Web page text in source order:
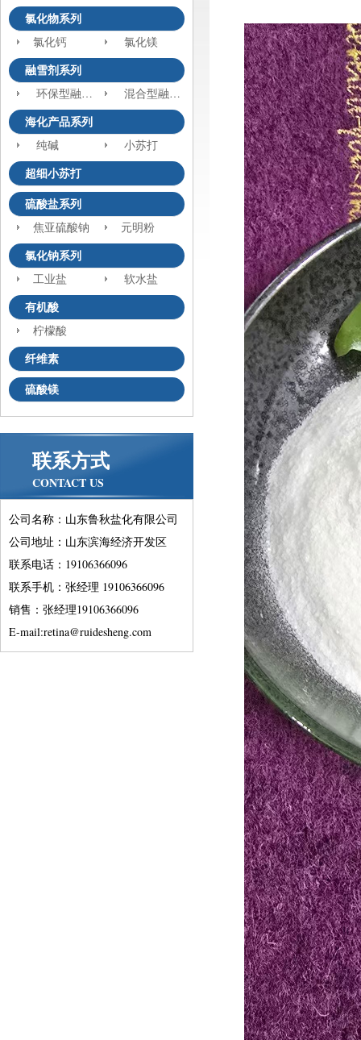
氯化物系列
氯化钙 氯化镁
融雪剂系列
环保型融雪剂 混合型融雪剂
海化产品系列
纯碱 小苏打
超细小苏打
硫酸盐系列
焦亚硫酸钠 元明粉
氯化钠系列
工业盐 软水盐
有机酸
柠檬酸
纤维素
硫酸镁
联系方式
CONTACT US
公司名称：山东鲁秋盐化有限公司
公司地址：山东滨海经济开发区
联系电话：19106366096
联系手机：张经理 19106366096
销售：张经理19106366096
E-mail:retina@ruidesheng.com